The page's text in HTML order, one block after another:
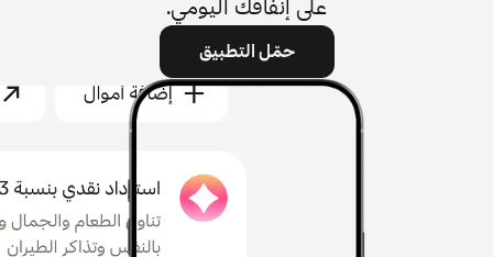
على إنفاقك اليومي.
حمّل التطبيق